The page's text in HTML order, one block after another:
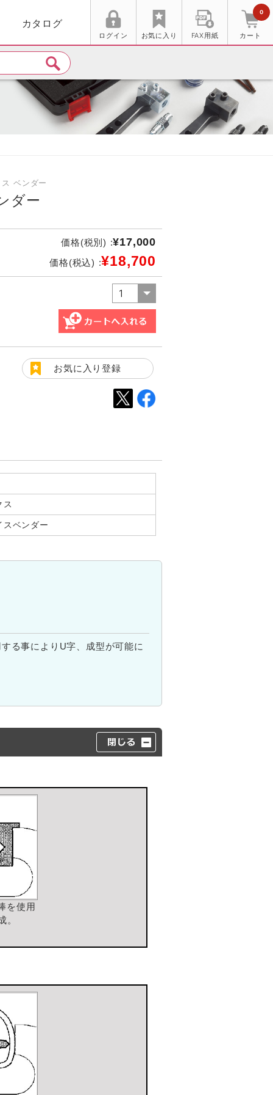
カタログ
ログイン お気に入り FAX用紙 カート
0
ベンダー
ダー
価格(税別) :¥17,000
価格(税込) :¥18,700
お気に入り登録
ス
スベンダー
る事によりU字、成型が可能に
を使用
。